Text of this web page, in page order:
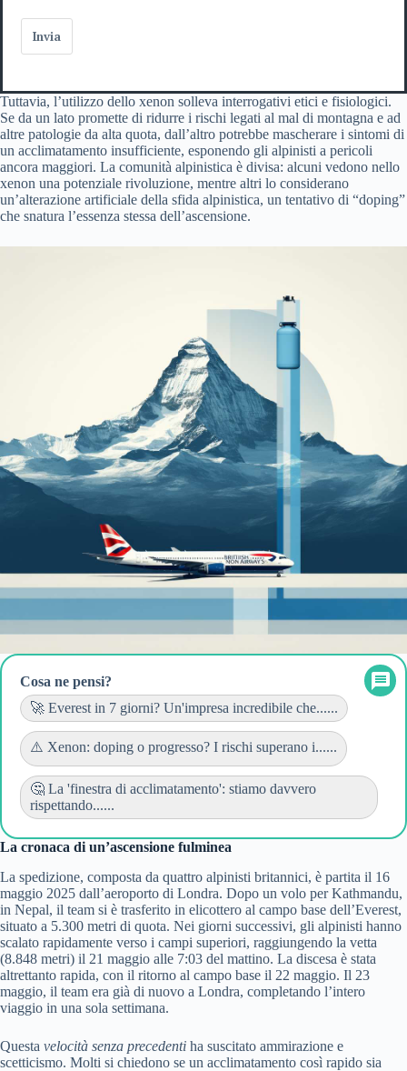
Invia
Tuttavia, l’utilizzo dello xenon solleva interrogativi etici e fisiologici.
Se da un lato promette di ridurre i rischi legati al mal di montagna e ad
altre patologie da alta quota, dall’altro potrebbe mascherare i sintomi di
un acclimatamento insufficiente, esponendo gli alpinisti a pericoli
ancora maggiori. La comunità alpinistica è divisa: alcuni vedono nello
xenon una potenziale rivoluzione, mentre altri lo considerano
un’alterazione artificiale della sfida alpinistica, un tentativo di “doping”
che snatura l’essenza stessa dell’ascensione.
Cosa ne pensi?
🚀 Everest in 7 giorni? Un'impresa incredibile che......
⚠️ Xenon: doping o progresso? I rischi superano i......
🤔 La 'finestra di acclimatamento': stiamo davvero
rispettando......
La cronaca di un’ascensione fulminea
La spedizione, composta da quattro alpinisti britannici, è partita il 16
maggio 2025 dall’aeroporto di Londra. Dopo un volo per Kathmandu,
in Nepal, il team si è trasferito in elicottero al campo base dell’Everest,
situato a 5.300 metri di quota. Nei giorni successivi, gli alpinisti hanno
scalato rapidamente verso i campi superiori, raggiungendo la vetta
(8.848 metri) il 21 maggio alle 7:03 del mattino. La discesa è stata
altrettanto rapida, con il ritorno al campo base il 22 maggio. Il 23
maggio, il team era già di nuovo a Londra, completando l’intero
viaggio in una sola settimana.
Questa velocità senza precedenti ha suscitato ammirazione e
scetticismo. Molti si chiedono se un acclimatamento così rapido sia